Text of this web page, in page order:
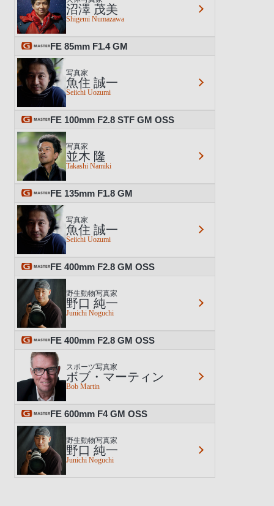
沼澤 茂美
Shigemi Numazawa
FE 85mm F1.4 GM
写真家
魚住 誠一
Seiichi Uozumi
FE 100mm F2.8 STF GM OSS
写真家
並木 隆
Takashi Namiki
FE 135mm F1.8 GM
写真家
魚住 誠一
Seiichi Uozumi
FE 400mm F2.8 GM OSS
野生動物写真家
野口 純一
Junichi Noguchi
FE 400mm F2.8 GM OSS
スポーツ写真家
ボブ・マーティン
Bob Martin
FE 600mm F4 GM OSS
野生動物写真家
野口 純一
Junichi Noguchi